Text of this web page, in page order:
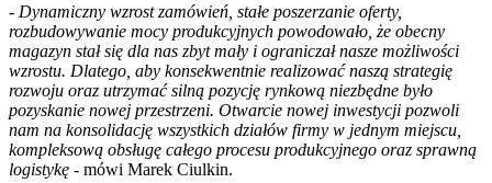
- Dynamiczny wzrost zamówień, stałe poszerzanie oferty,
rozbudowywanie mocy produkcyjnych powodowało, że obecny
magazyn stał się dla nas zbyt mały i ograniczał nasze możliwości
wzrostu. Dlatego, aby konsekwentnie realizować naszą strategię
rozwoju oraz utrzymać silną pozycję rynkową niezbędne było
pozyskanie nowej przestrzeni. Otwarcie nowej inwestycji pozwoli
nam na konsolidację wszystkich działów firmy w jednym miejscu,
kompleksową obsługę całego procesu produkcyjnego oraz sprawną
logistykę - mówi Marek Ciulkin.